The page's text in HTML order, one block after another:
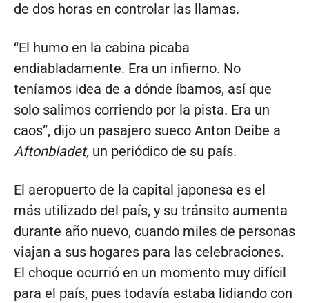
de dos horas en controlar las llamas.
“El humo en la cabina picaba
endiabladamente. Era un infierno. No
teníamos idea de a dónde íbamos, así que
solo salimos corriendo por la pista. Era un
caos”, dijo un pasajero sueco Anton Deibe a
Aftonbladet, un periódico de su país.
El aeropuerto de la capital japonesa es el
más utilizado del país, y su tránsito aumenta
durante año nuevo, cuando miles de personas
viajan a sus hogares para las celebraciones.
El choque ocurrió en un momento muy difícil
para el país, pues todavía estaba lidiando con